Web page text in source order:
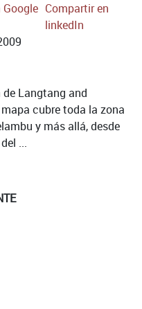
Compartir en
linkedIn
de Langtang and
cubre toda la zona
y más allá, desde
...